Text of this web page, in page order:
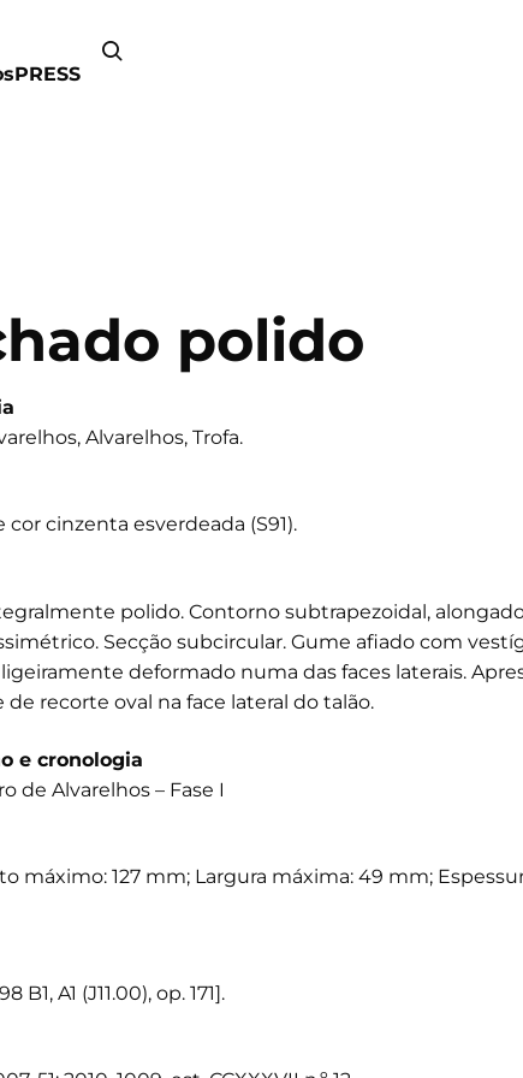
PRESS
polido
Alvarelhos, Trofa.
cinzenta esverdeada (S91).
polido. Contorno subtrapezoidal,
Secção subcircular. Gume afiado com
deformado numa das faces laterais.
de recorte oval na face lateral do talão.
e cronologia
de Alvarelhos – Fase I
máximo: 127 mm; Largura máxima: 49 mm;
B1, A1 (J11.00), op. 171].